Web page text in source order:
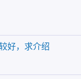
好，求介绍